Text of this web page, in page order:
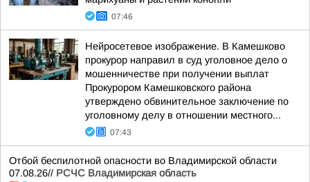
07:46
Нейросетевое изображение. В Камешково
прокурор направил в суд уголовное дело о
мошенничестве при получении выплат
Прокурором Камешковского района
утверждено обвинительное заключение по
уголовному делу в отношении местного...
07:43
Отбой беспилотной опасности во Владимирской области
07.08.26// РСЧС Владимирская область